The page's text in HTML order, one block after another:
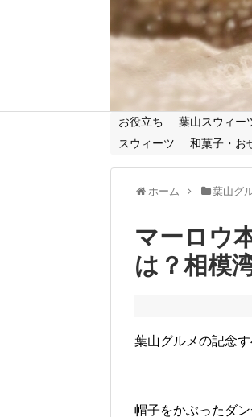
お役立ち 葉山スウィー
スウィーツ
和菓子・お
ホーム 葉山グ
マーロウ
は？相模
葉山グルメの記念す
帽子をかぶったダ